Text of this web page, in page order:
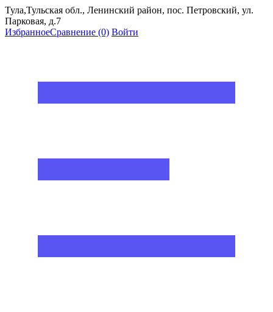
Тула,Тульская обл., Ленинский район, пос. Петровский, ул.
Парковая, д.7
ИзбранноеСравнение (0) Войти